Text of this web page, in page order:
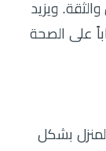
ويزيد
على الصحة
بشكل